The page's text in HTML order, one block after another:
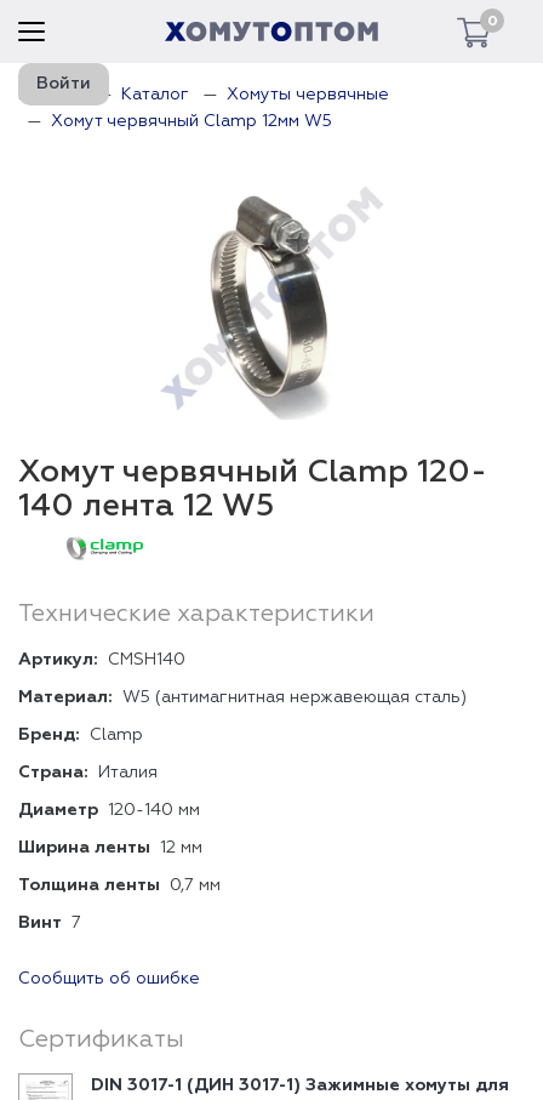
0
Войти
Главная Каталог
Хомуты червячные
Хомут червячный Clamp 12мм W5
Хомут червячный Clamp 120-
140 лента 12 W5
Технические характеристики
Артикул: CMSH140
Материал: W5 (антимагнитная нержавеющая сталь)
Бренд: Clamp
Страна: Италия
Диаметр 120-140 мм
Ширина ленты 12 мм
Толщина ленты 0,7 мм
Винт 7
Сообщить об ошибке
Сертификаты
DIN 3017-1 (ДИН 3017-1) Зажимные хомуты для